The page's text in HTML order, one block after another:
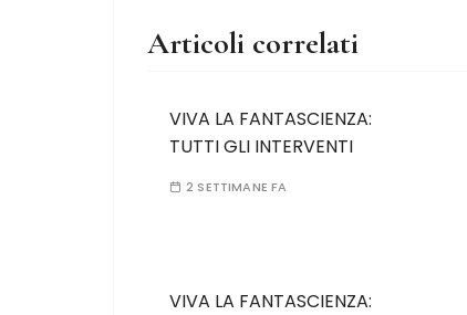
Articoli correlati
VIVA LA FANTASCIENZA:
TUTTI GLI INTERVENTI
2 SETTIMANE FA
VIVA LA FANTASCIENZA: